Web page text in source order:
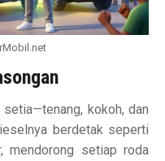
kokoh, dan
berdetak seperti
mendorong setiap roda